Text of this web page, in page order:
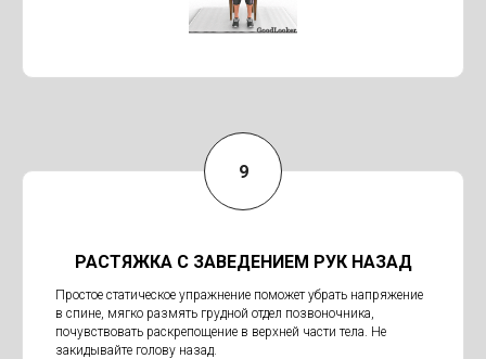
РАСТЯЖКА С ЗАВЕДЕНИЕМ РУК НАЗАД
Простое статическое упражнение поможет убрать напряжение
в спине, мягко размять грудной отдел позвоночника,
почувствовать раскрепощение в верхней части тела. Не
закидывайте голову назад.